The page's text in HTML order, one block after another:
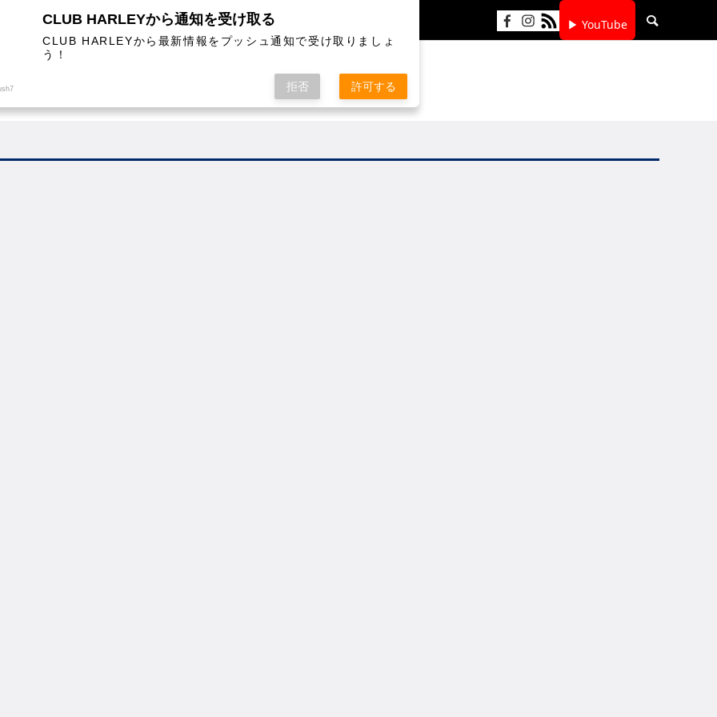
▶ YouTube
COLUMN
CLUB HARLEYから通知を受け取る
CLUB HARLEYから最新情報をプッシュ通知で受け取りましょ
う！
拒否 許可する